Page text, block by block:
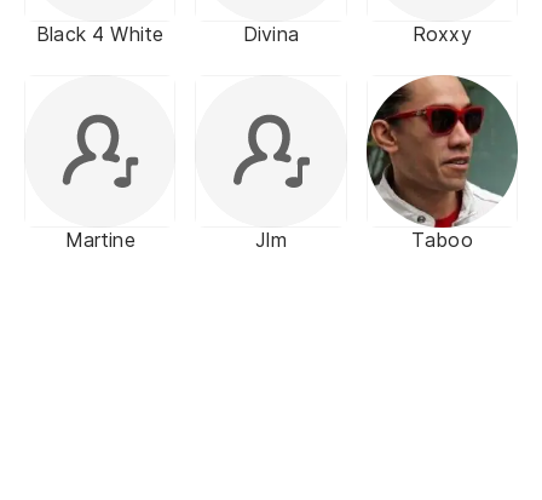
Black 4 White Divina Roxxy
Martine Jlm Taboo